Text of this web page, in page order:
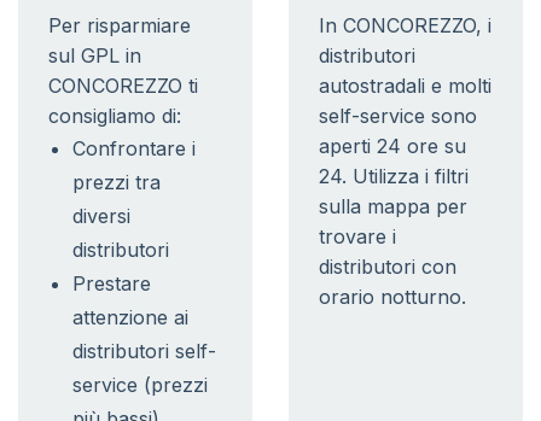
Per risparmiare
sul GPL in
CONCOREZZO ti
consigliamo di:
Confrontare i
prezzi tra
diversi
distributori
Prestare
attenzione ai
distributori self-
service (prezzi
In CONCOREZZO, i
distributori
autostradali e molti
self-service sono
aperti 24 ore su
24. Utilizza i filtri
sulla mappa per
trovare i
distributori con
orario notturno.